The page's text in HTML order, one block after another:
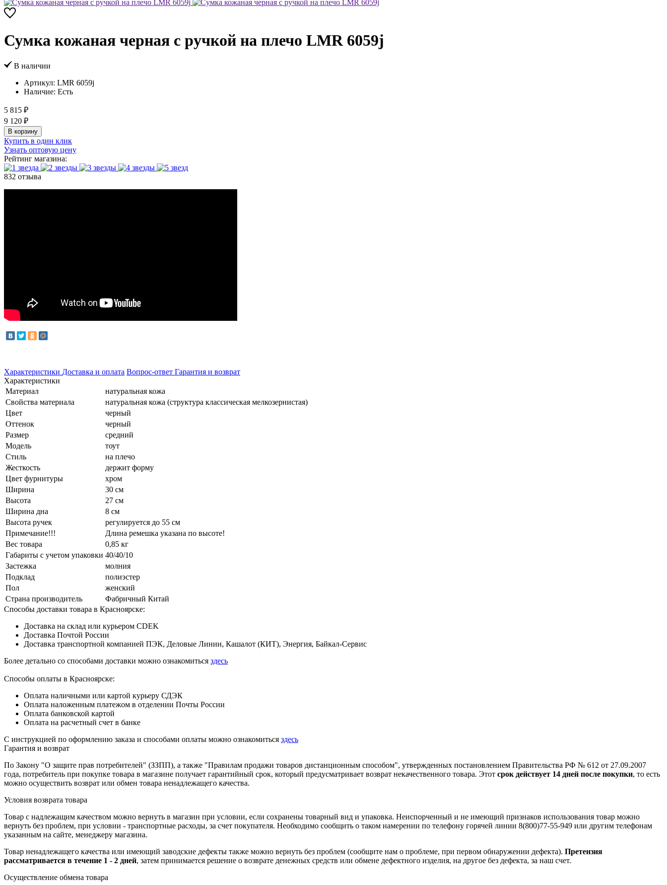
Сумка кожаная черная с ручкой на плечо LMR 6059j
В наличии
Артикул: LMR 6059j
Наличие: Есть
5 815 ₽
9 120 ₽
В корзину
Купить в один клик
Узнать оптовую цену
Рейтинг магазина:
832 отзыва
Характеристики Доставка и оплата Вопрос-ответ Гарантия и возврат
Характеристики
Материал
натуральная кожа
Свойства материала
натуральная кожа (структура классическая мелкозернистая)
Цвет
черный
Оттенок
черный
Размер
средний
Модель
тоут
Стиль
на плечо
Жесткость
держит форму
Цвет фурнитуры
хром
Ширина
30 см
Высота
27 см
Ширина дна
8 см
Высота ручек
регулируется до 55 см
Примечание!!!
Длина ремешка указана по высоте!
Вес товара
0,85 кг
Габариты с учетом упаковки 40/40/10
Застежка
молния
Подклад
полиэстер
Пол
женский
Страна производитель
Фабричный Китай
Способы доставки товара в Красноярске:
Доставка на склад или курьером CDEK
Доставка Почтой России
Доставка транспортной компанией ПЭК, Деловые Линии, Кашалот (КИТ), Энергия, Байкал-Сервис
Более детально со способами доставки можно ознакомиться здесь
Способы оплаты в Красноярске:
Оплата наличными или картой курьеру СДЭК
Оплата наложенным платежом в отделении Почты России
Оплата банковской картой
Оплата на расчетный счет в банке
С инструкцией по оформлению заказа и способами оплаты можно ознакомиться здесь
Гарантия и возврат
По Закону "О защите прав потребителей" (ЗЗПП), а также "Правилам продажи товаров дистанционным способом", утвержденных постановлением Правительства РФ № 612 от 27.09.2007
года, потребитель при покупке товара в магазине получает гарантийный срок, который предусматривает возврат некачественного товара. Этот срок действует 14 дней после покупки, то есть
можно осуществить возврат или обмен товара ненадлежащего качества.
Условия возврата товара
Товар с надлежащим качеством можно вернуть в магазин при условии, если сохранены товарный вид и упаковка. Неиспорченный и не имеющий признаков использования товар можно
вернуть без проблем, при условии - транспортные расходы, за счет покупателя. Необходимо сообщить о таком намерении по телефону горячей линии 8(800)77-55-949 или другим телефонам
указанным на сайте, менеджеру магазина.
Товар ненадлежащего качества или имеющий заводские дефекты также можно вернуть без проблем (сообщите нам о проблеме, при первом обнаружении дефекта). Претензия
рассматривается в течение 1 - 2 дней, затем принимается решение о возврате денежных средств или обмене дефектного изделия, на другое без дефекта, за наш счет.
Осуществление обмена товара